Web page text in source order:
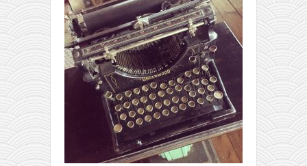
бонус садржај
светлопис
законоправило
духовни отац
забрањена историја